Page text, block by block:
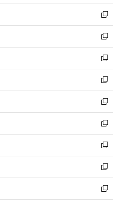
ウ
ィ
ン
ド
ウ
で
開
く
し
い
ウ
ィ
ン
ド
ウ
で
開
く
新
し
い
ウ
ィ
ン
ド
ウ
で
開
く
新
し
い
ウ
ィ
ン
ド
ウ
で
開
く
新
し
い
ウ
ィ
ン
ド
ウ
で
開
く
新
し
い
ウ
ィ
ン
ド
ウ
で
開
く
新
し
い
ウ
ィ
ン
ド
ウ
で
開
新
し
い
ウ
ィ
ン
ド
ウ
新
し
い
ウ
ィ
ン
新
し
い
ウ
新
し